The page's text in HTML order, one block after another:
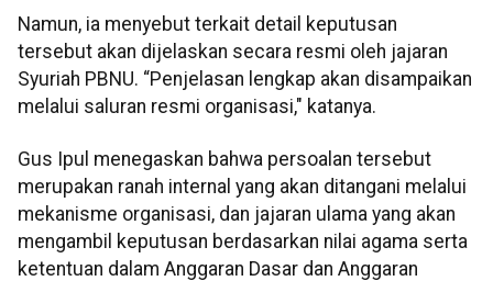
Namun, ia menyebut terkait detail keputusan
tersebut akan dijelaskan secara resmi oleh jajaran
Syuriah PBNU. “Penjelasan lengkap akan disampaikan
melalui saluran resmi organisasi," katanya.
Gus Ipul menegaskan bahwa persoalan tersebut
merupakan ranah internal yang akan ditangani melalui
mekanisme organisasi, dan jajaran ulama yang akan
mengambil keputusan berdasarkan nilai agama serta
ketentuan dalam Anggaran Dasar dan Anggaran